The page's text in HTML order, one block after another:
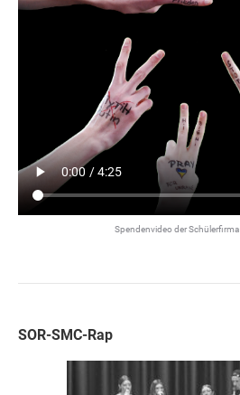
Spendenvideo der Schülerfirma
SOR-SMC-Rap